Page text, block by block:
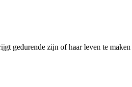
gedurende zijn of haar leven te